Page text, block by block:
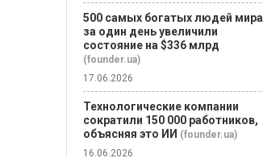
500 самых богатых людей мира
за один день увеличили
состояние на $336 млрд
(founder.ua)
17.06.2026
Технологические компании
сократили 150 000 работников,
объясняя это ИИ (founder.ua)
16.06.2026